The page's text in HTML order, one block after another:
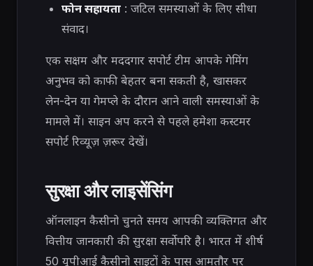
फोन सहायता: जटिल समस्याओं के लिए सीधा
संवाद।
एक सक्षम और मददगार सपोर्ट टीम आपके गेमिंग
अनुभव को काफी बेहतर बना सकती है, खासकर
लेन-देन या गेमप्ले के दौरान आने वाली समस्याओं के
मामले में। साइन अप करने से पहले हमेशा कस्टमर
सपोर्ट रिव्यूज़ ज़रूर देखें।
सुरक्षा और लाइसेंसिंग
ऑनलाइन कैसीनो चुनते समय आपकी व्यक्तिगत और
वित्तीय जानकारी की सुरक्षा सर्वोपरि है। भारत में शीर्ष
50 यूपीआई कैसीनो साइटों के पास आमतौर पर